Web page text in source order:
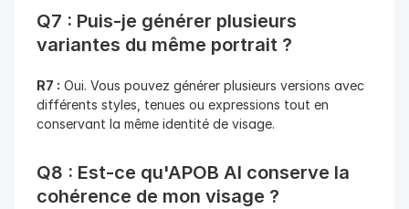
Q7 : Puis-je générer plusieurs
variantes du même portrait ?
R7 : Oui. Vous pouvez générer plusieurs versions avec
différents styles, tenues ou expressions tout en
conservant la même identité de visage.
Q8 : Est-ce qu'APOB AI conserve la
cohérence de mon visage ?